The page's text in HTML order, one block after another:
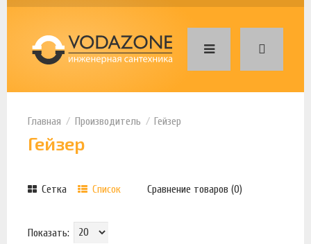
Производитель Гейзер
Гейзер
Сетка Список Сравнение товаров (0)
Показать: